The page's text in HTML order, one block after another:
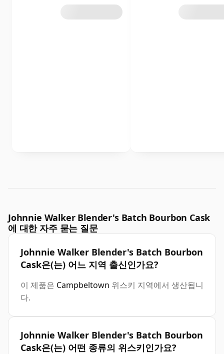
Johnnie Walker Blender's Batch Bourbon Cask
에 대한 자주 묻는 질문
Johnnie Walker Blender's Batch Bourbon
Cask은(는) 어느 지역 출신인가요?
이 제품은 Campbeltown 위스키 지역에서 생산됩니
다.
Johnnie Walker Blender's Batch Bourbon
Cask은(는) 어떤 종류의 위스키인가요?